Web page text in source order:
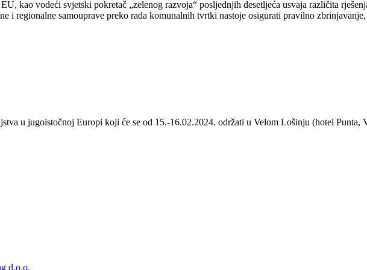
kao vodeći svjetski pokretač „zelenog razvoja“ posljednjih desetljeća usvaja različita
i regionalne samouprave preko rada komunalnih tvrtki nastoje osigurati pravilno
u jugoistočnoj Europi koji će se od 15.-16.02.2024. održati u Velom Lošinju (hotel Punta,
d.o.o.